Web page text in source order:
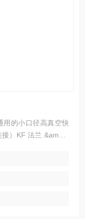
）KF 法兰 &amp;a
密封O 形圈：FKM